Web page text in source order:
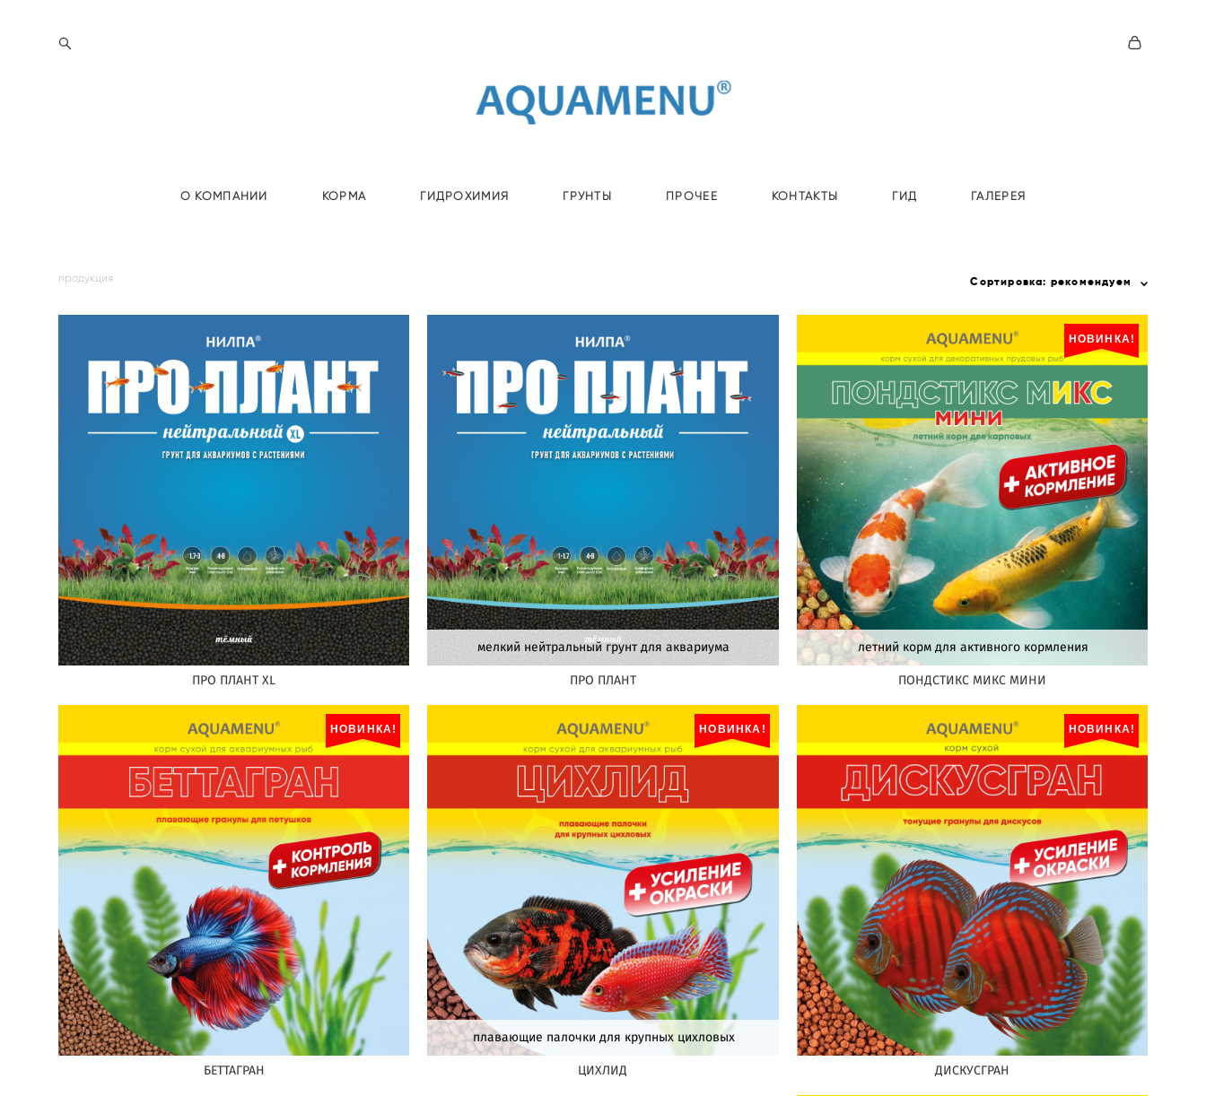
О КОМПАНИИ КОРМА ГИДРОХИМИЯ ГРУНТЫ ПРОЧЕЕ КОНТАКТЫ ГИД ГАЛЕРЕЯ
продукция Сортировка: рекомендуем
ПРО ПЛАНТ XL
мелкий нейтральный грунт для аквариума
ПРО ПЛАНТ
НОВИНКА!
летний корм для активного кормления
ПОНДСТИКС МИКС МИНИ
НОВИНКА!
БЕТТАГРАН
НОВИНКА!
плавающие палочки для крупных цихловых
ЦИХЛИД
НОВИНКА!
ДИСКУСГРАН